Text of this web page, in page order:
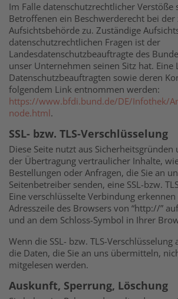
Im Falle datenschutzrechtlicher Verstöße
Betroffenen ein Beschwerderecht bei der
Aufsichtsbehörde zu. Zuständige
datenschutzrechtlichen Fragen ist der
Landesdatenschutzbeauftragte des
unser Unternehmen seinen Sitz hat. Eine
Datenschutzbeauftragten sowie deren
folgendem Link entnommen werden:
https://www.bfdi.bund.de/DE/Infothek/
node.html.
SSL- bzw. TLS-Verschlüsselung
Diese Seite nutzt aus Sicherheitsgründen
der Übertragung vertraulicher Inhalte,
Bestellungen oder Anfragen, die Sie an
Seitenbetreiber senden, eine SSL-bzw.
Eine verschlüsselte Verbindung
Adresszeile des Browsers von “http://”
und an dem Schloss-Symbol in Ihrer
Wenn die SSL- bzw. TLS-
die Daten, die Sie an uns übermitteln,
mitgelesen werden.
Auskunft, Sperrung, Löschung